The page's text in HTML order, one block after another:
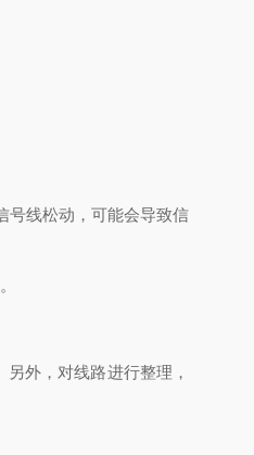
号线松动，可能会导致信
外，对线路进行整理，